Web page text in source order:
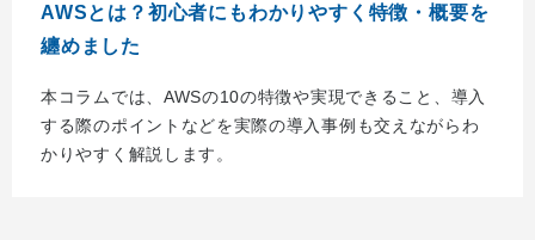
AWSとは？初心者にもわかりやすく特徴・概要を
纏めました
本コラムでは、AWSの10の特徴や実現できること、導入
する際のポイントなどを実際の導入事例も交えながらわ
かりやすく解説します。